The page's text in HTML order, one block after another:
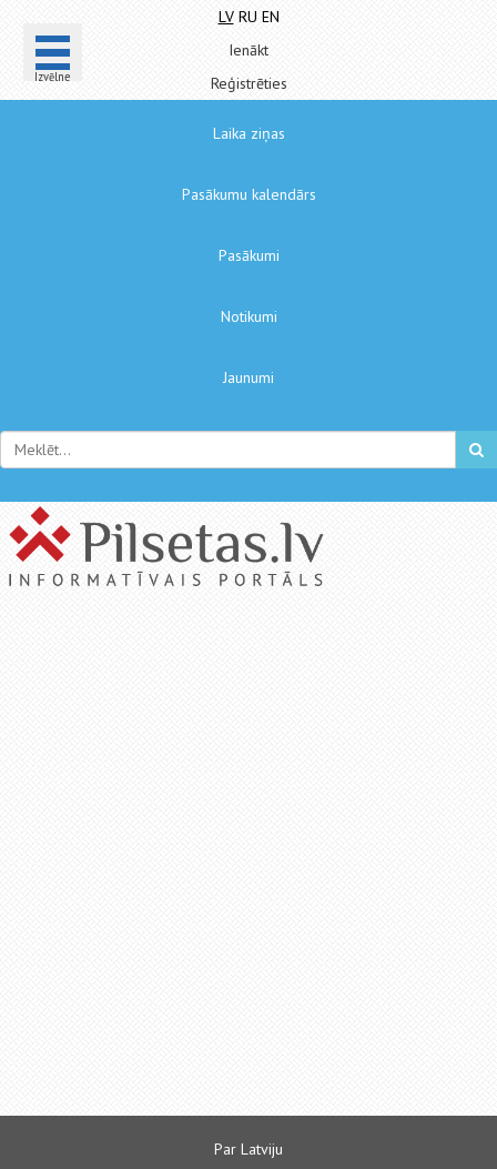
Izvēlne
LV RU EN
Ienākt
Reģistrēties
Laika ziņas
Pasākumu kalendārs
Pasākumi
Notikumi
Jaunumi
Par Latviju